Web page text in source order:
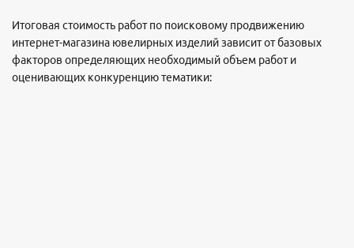
Итоговая стоимость работ по поисковому продвижению
интернет-магазина ювелирных изделий зависит от базовых
факторов определяющих необходимый объем работ и
оценивающих конкуренцию тематики: